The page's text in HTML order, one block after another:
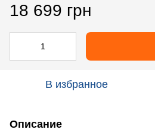
18 699 грн
В избранное
Описание